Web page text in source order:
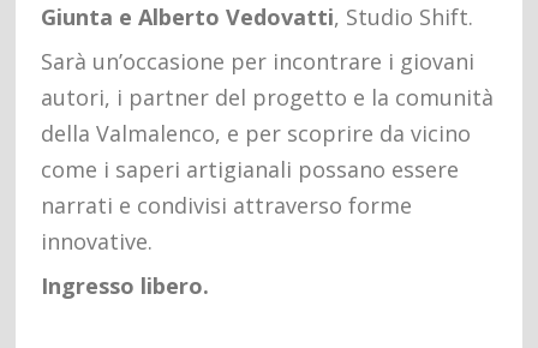
Giunta e Alberto Vedovatti, Studio Shift.
Sarà un’occasione per incontrare i giovani
autori, i partner del progetto e la comunità
della Valmalenco, e per scoprire da vicino
come i saperi artigianali possano essere
narrati e condivisi attraverso forme
innovative.
Ingresso libero.